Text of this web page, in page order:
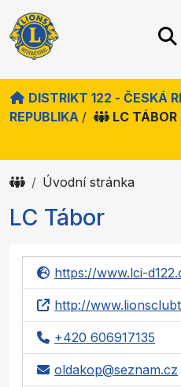
DISTRIKT 122 - ČESKÁ
REPUBLIKA / LC TÁBOR
Úvodní stránka
LC Tábor
https://www.lci-
http://
+420 606917135
oldakop@seznam.cz